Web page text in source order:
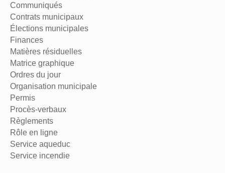
Communiqués
Contrats municipaux
Élections municipales
Finances
Matières résiduelles
Matrice graphique
Ordres du jour
Organisation municipale
Permis
Procès-verbaux
Règlements
Rôle en ligne
Service aqueduc
Service incendie